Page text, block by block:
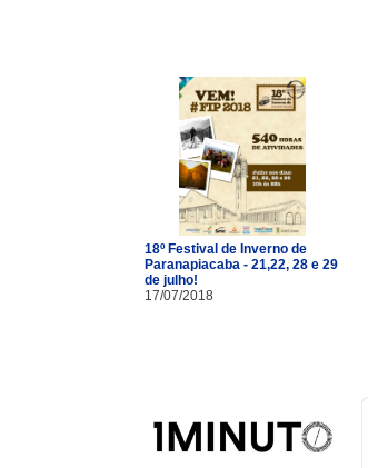
18º Festival de Inverno de
Paranapiacaba - 21,22, 28 e 29
de julho!
17/07/2018